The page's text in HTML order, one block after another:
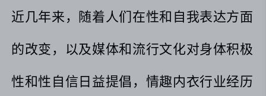
近几年来，随着人们在性和自我表达方面
的改变，以及媒体和流行文化对身体积极
性和性自信日益提倡，情趣内衣行业经历